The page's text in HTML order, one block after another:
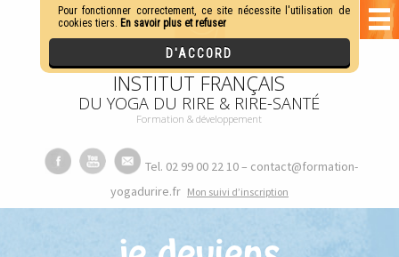
INSTITUT FRANÇAIS
DU YOGA DU RIRE & RIRE-SANTÉ
Formation & développement
Tel. 02 99 00 22 10 – contact@formation-
yogadurire.fr Mon suivi d’inscription